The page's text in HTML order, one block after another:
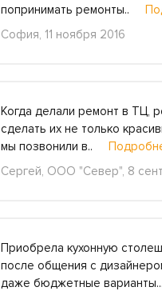
попринимать ремонты..
София, 11 ноября 2016
Когда делали ремонт в ТЦ,
сделать их не только
мы позвонили в..
Сергей, ООО "Север", 8
Приобрела кухонную
после общения с
даже бюджетные